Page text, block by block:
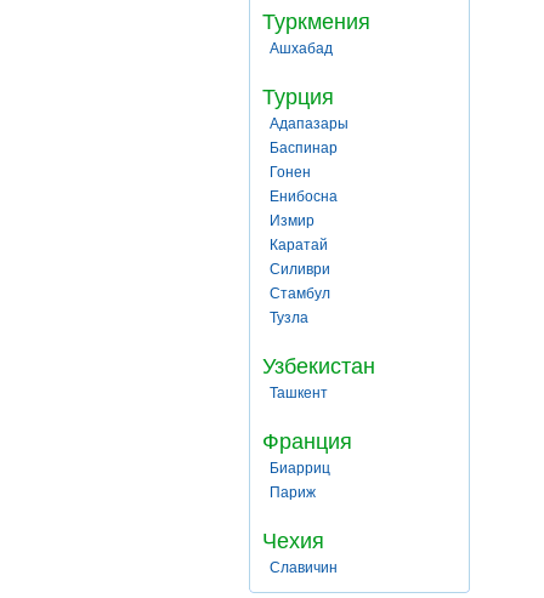
Туркмения
Ашхабад
Турция
Адапазары
Баспинар
Гонен
Енибосна
Измир
Каратай
Силиври
Стамбул
Тузла
Узбекистан
Ташкент
Франция
Биарриц
Париж
Чехия
Славичин